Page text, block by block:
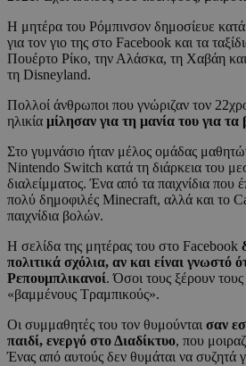
Η μητέρα του Ρόμπινσον δημοσίευε κατά
για τον γιο της στο Facebook και τα
Πουέρτο Ρίκο, την Αλάσκα, τη Χαβάη
τη Disneyland.
Πολλοί άνθρωποι που γνώριζαν τον
ηλικία μίλησαν για τη μανία του για τα
Στο γυμνάσιο ήταν μέλος ομάδας
Nintendo Switch κατά τη διάρκεια του
διαλείμματος. Ένα από τα παιχνίδια που
πολύ δημοφιλές Minecraft, αλλά και το
παιχνίδια βολών.
Η σελίδα της μητέρας του στο Facebook
πολιτικά σχόλια, αν και είναι γνωστό
Ρεπουμπλικανοί. Όσοι τους ξέρουν
«βαμμένους Τραμπικούς».
Οι συμμαθητές του τον θυμούνται σαν
παιδί, ενεργό στο Διαδίκτυο, που
Ένας από αυτούς δεν θυμάται να συζητά